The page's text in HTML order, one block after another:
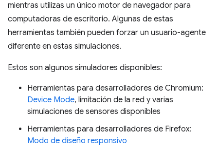
mientras utilizas un único motor de navegador para
computadoras de escritorio. Algunas de estas
herramientas también pueden forzar un usuario-agente
diferente en estas simulaciones.
Estos son algunos simuladores disponibles:
Herramientas para desarrolladores de Chromium:
Device Mode, limitación de la red y varias
simulaciones de sensores disponibles
Herramientas para desarrolladores de Firefox:
Modo de diseño responsivo